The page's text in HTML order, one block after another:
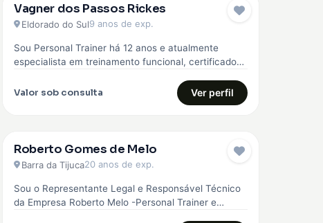
Vagner dos Passos Rickes
Eldorado do Sul9 anos de exp.
Sou Personal Trainer há 12 anos e atualmente
especialista em treinamento funcional, certificado
Valor sob consulta Ver perfil
Roberto Gomes de Melo
Barra da Tijuca20 anos de exp.
Sou o Representante Legal e Responsável Técnico
da Empresa Roberto Melo -Personal Trainer e